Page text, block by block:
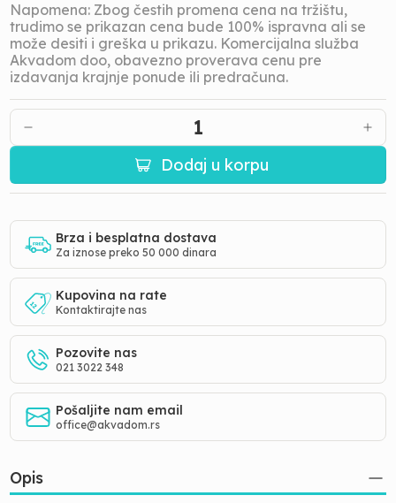
Napomena: Zbog čestih promena cena na tržištu,
trudimo se prikazan cena bude 100% ispravna ali se
može desiti i greška u prikazu. Komercijalna služba
Akvadom doo, obavezno proverava cenu pre
izdavanja krajnje ponude ili predračuna.
1
Dodaj u korpu
Brza i besplatna dostava
Za iznose preko 50 000 dinara
Kupovina na rate
Kontaktirajte nas
Pozovite nas
021 3022 348
Pošaljite nam email
office@akvadom.rs
Opis